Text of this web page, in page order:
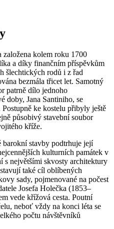
kolem roku 1700
a díky finančním příspěvkům
šlechtických rodů i z řad
bezmála třicet let. Samotný
patrně dílo jednoho
doby, Jana Santiniho, se
ke kostelu přibyly ještě
působivý stavební soubor
kříže.
barokní stavby podtrhuje její
kulturních památek v
s největšími skvosty architektury
také cíl oblíbených
sady, pojmenované na počest
Josefa Holečka (1853–
vede křížová cesta. Poutní
neboť vždy na konci léta se
počtu návštěvníků